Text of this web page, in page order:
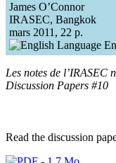
James O’Connor
IRASEC, Bangkok
mars 2011, 22 p.
Les notes de l’IRASEC
Discussion Papers #10
Read the discussion